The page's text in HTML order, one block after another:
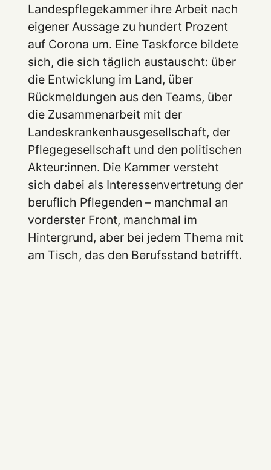
Landespflegekammer ihre Arbeit nach
eigener Aussage zu hundert Prozent
auf Corona um. Eine Taskforce bildete
sich, die sich täglich austauscht: über
die Entwicklung im Land, über
Rückmeldungen aus den Teams, über
die Zusammenarbeit mit der
Landeskrankenhausgesellschaft, der
Pflegegesellschaft und den politischen
Akteur:innen. Die Kammer versteht
sich dabei als Interessenvertretung der
beruflich Pflegenden – manchmal an
vorderster Front, manchmal im
Hintergrund, aber bei jedem Thema mit
am Tisch, das den Berufsstand betrifft.